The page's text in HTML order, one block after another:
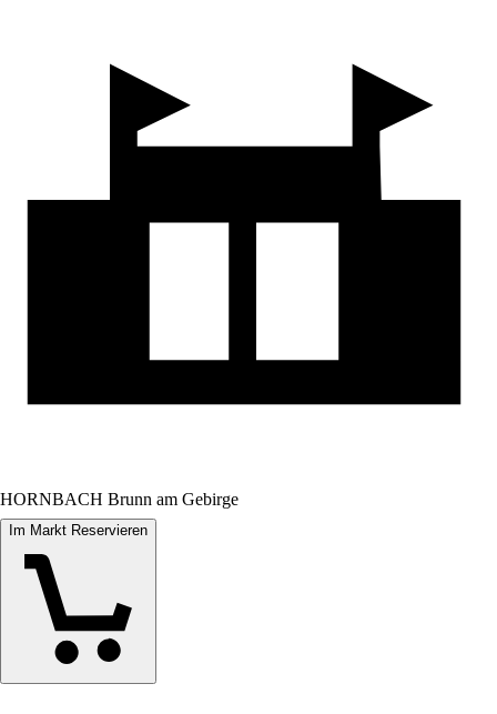
HORNBACH Brunn am Gebirge
Im Markt Reservieren